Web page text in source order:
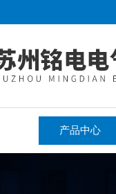
产品中心